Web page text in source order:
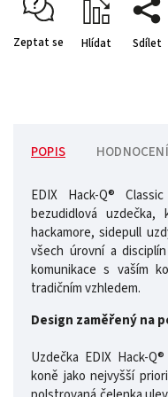
Zeptat se Hlídat Sdílet
POPIS HODNOCENÍ
EDIX Hack-Q®
bezudidlová uzdečka,
hackamore, sidepull
všech úrovní a
komunikace s vaším
tradičním vzhledem.
Design zaměřený na
Uzdečka EDIX Hack-
koně jako nejvyšší